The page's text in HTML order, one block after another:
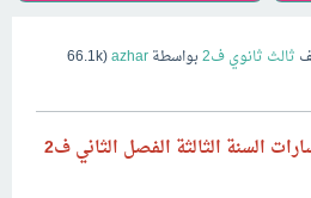
ثالث ثانوي ف2 بواسطةazhar
(
66.1k
توزيع مادة أصول الفقه مسارات السنة الثالثة الفصل الثاني ف2